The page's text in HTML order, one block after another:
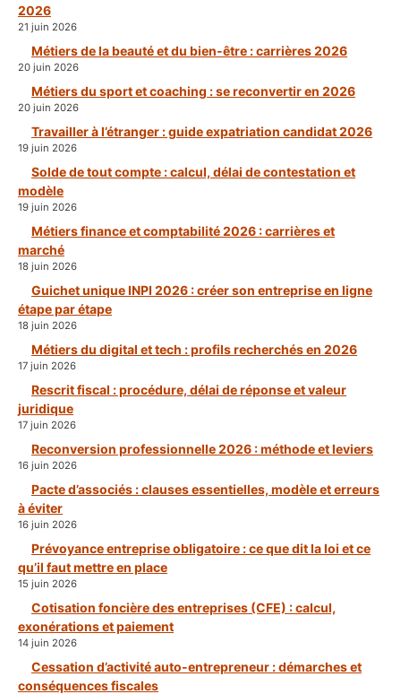
2026
21 juin 2026
Métiers de la beauté et du bien-être : carrières 2026
20 juin 2026
Métiers du sport et coaching : se reconvertir en 2026
20 juin 2026
Travailler à l’étranger : guide expatriation candidat 2026
19 juin 2026
Solde de tout compte : calcul, délai de contestation et
modèle
19 juin 2026
Métiers finance et comptabilité 2026 : carrières et
marché
18 juin 2026
Guichet unique INPI 2026 : créer son entreprise en ligne
étape par étape
18 juin 2026
Métiers du digital et tech : profils recherchés en 2026
17 juin 2026
Rescrit fiscal : procédure, délai de réponse et valeur
juridique
17 juin 2026
Reconversion professionnelle 2026 : méthode et leviers
16 juin 2026
Pacte d’associés : clauses essentielles, modèle et erreurs
à éviter
16 juin 2026
Prévoyance entreprise obligatoire : ce que dit la loi et ce
qu’il faut mettre en place
15 juin 2026
Cotisation foncière des entreprises (CFE) : calcul,
exonérations et paiement
14 juin 2026
Cessation d’activité auto-entrepreneur : démarches et
conséquences fiscales